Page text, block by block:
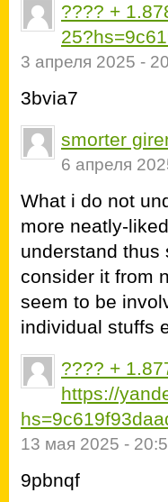
???? +
3 апреля 2025 -
3bvia7
smorter
6 апреля
What i do not
more neatly-
understand thus
consider it from
seem to be
individual stuffs
???? +
https://
13 мая 2025 -
9pbnqf